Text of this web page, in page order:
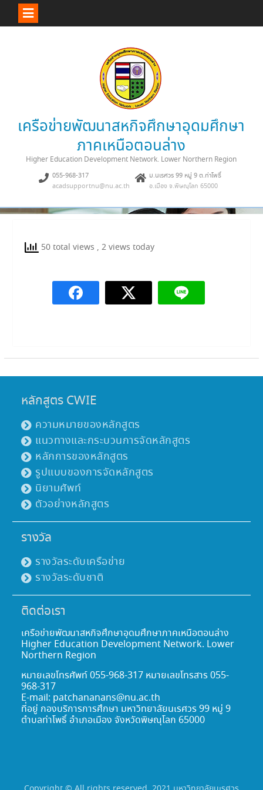
เครือข่ายพัฒนาสหกิจศึกษาอุดมศึกษา
ภาคเหนือตอนล่าง
Higher Education Development Network. Lower Northern Region
055-968-317
acadsupportnu@nu.ac.th
ม.นเรศวร 99 หมู่ 9 ต.ท่าโพธิ์
อ.เมือง จ.พิษณุโลก 65000
50 total views , 2 views today
หลักสูตร CWIE
ความหมายของหลักสูตร
แนวทางและกระบวนการจัดหลักสูตร
หลักการของหลักสูตร
รูปแบบของการจัดหลักสูตร
นิยามศัพท์
ตัวอย่างหลักสูตร
รางวัล
รางวัลระดับเครือข่าย
รางวัลระดับชาติ
ติดต่อเรา
เครือข่ายพัฒนาสหกิจศึกษาอุดมศึกษาภาคเหนือตอนล่าง
Higher Education Development Network. Lower
Northern Region
หมายเลขโทรศัพท์ 055-968-317 หมายเลขโทรสาร 055-
968-317
E-mail: patchananans@nu.ac.th
ที่อยู่ กองบริการการศึกษา มหาวิทยาลัยนเรศวร 99 หมู่ 9
ตำบลท่าโพธิ์ อำเภอเมือง จังหวัดพิษณุโลก 65000